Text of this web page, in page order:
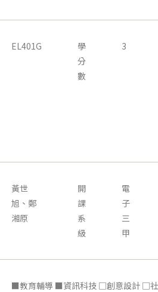
EL401G
學
分
數
3
黃世
旭、鄭
湘原
開
課
系
級
電
子
三
甲
■教育輔導 ■資訊科技 □創意設計 □